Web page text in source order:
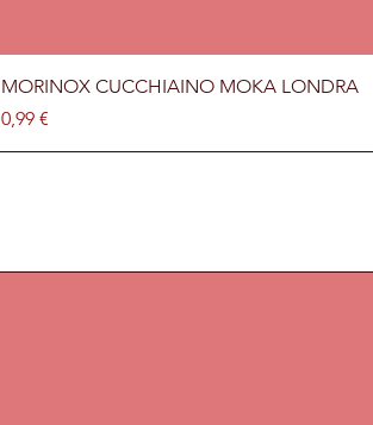
MORINOX CUCCHIAINO MOKA LONDRA
Prezzo
0,99 €